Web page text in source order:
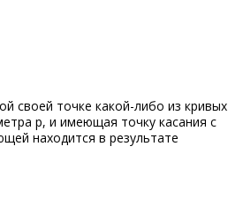
своей точке какой-либо из кривых
р, и имеющая точку касания с
находится в результате